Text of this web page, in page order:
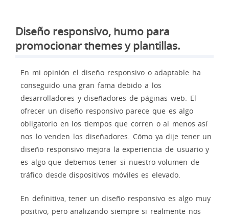
Diseño responsivo, humo para
promocionar themes y plantillas.
En mi opinión el diseño responsivo o adaptable ha
conseguido una gran fama debido a los
desarrolladores y diseñadores de páginas web. El
ofrecer un diseño responsivo parece que es algo
obligatorio en los tiempos que corren o al menos así
nos lo venden los diseñadores. Cómo ya dije tener un
diseño responsivo mejora la experiencia de usuario y
es algo que debemos tener si nuestro volumen de
tráfico desde dispositivos móviles es elevado.
En definitiva, tener un diseño responsivo es algo muy
positivo, pero analizando siempre si realmente nos